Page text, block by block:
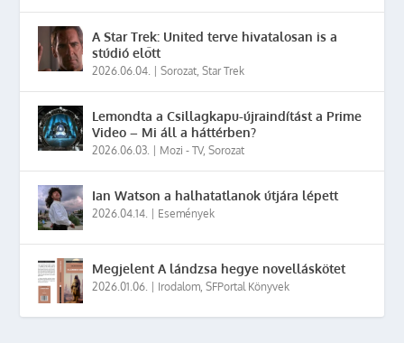
A Star Trek: United terve hivatalosan is a
stúdió előtt
2026.06.04. |Sorozat,Star Trek
Lemondta a Csillagkapu-újraindítást a Prime
Video – Mi áll a háttérben?
2026.06.03. Mozi - TV,Sorozat
Ian Watson a halhatatlanok útjára lépett
2026.04.14. Események
Megjelent A lándzsa hegye novelláskötet
2026.01.06. Irodalom,SFPortal Könyvek